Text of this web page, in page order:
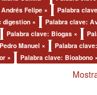
Felipe ×
Palabra
digestion ×
Palabra clave:
Palabra clave: Biogas ×
Manuel ×
Palabra
×
Palabra clave: Bioabono ×